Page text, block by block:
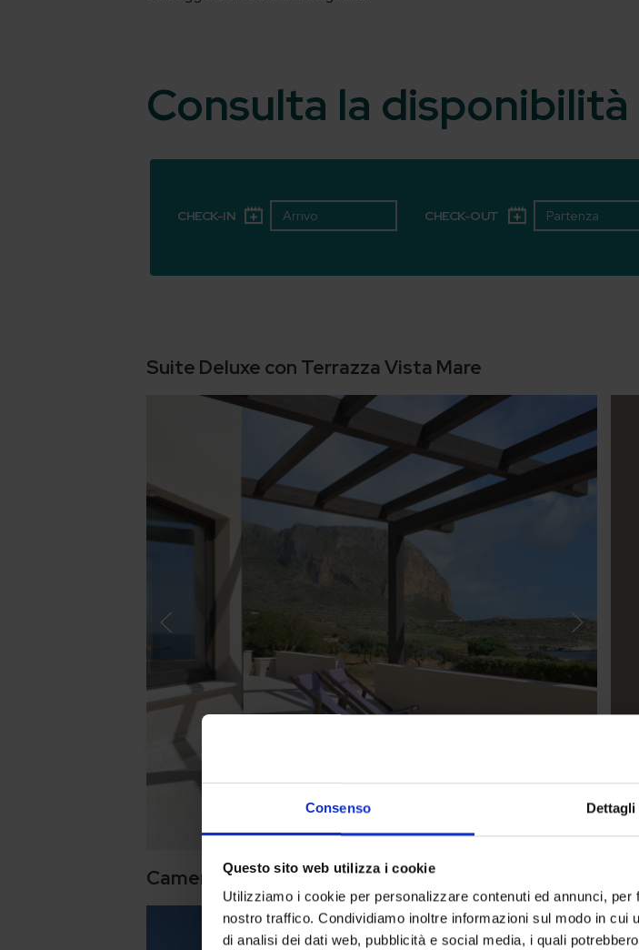
Consenso Dettagli
Questo sito web utilizza i cookie
Utilizziamo i cookie per personalizzare contenuti ed annunci,
nostro traffico. Condividiamo inoltre informazioni sul modo in
di analisi dei dati web, pubblicità e social media, i quali
Consulta la
CHECK-IN CHECK-OUT
Suite Deluxe con Terrazza Vista Mare
Camera Deluxe con Veranda Vista Mare